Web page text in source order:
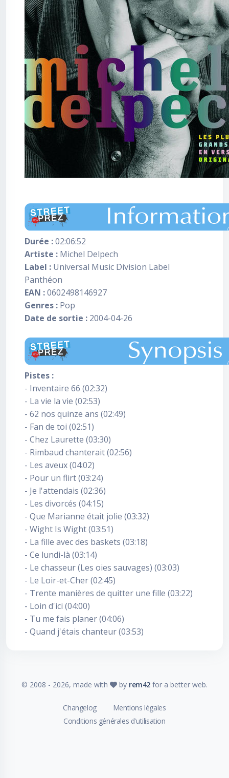
Durée :02:06:52
Artiste : Michel Delpech
Label : Universal Music Division Label
Panthéon
EAN :0602498146927
Genres : Pop
Date de sortie : 2004-04-26
Pistes :
- Inventaire 66 (02:32)
- La vie la vie (02:53)
- 62 nos quinze ans (02:49)
- Fan de toi (02:51)
- Chez Laurette (03:30)
- Rimbaud chanterait (02:56)
- Les aveux (04:02)
- Pour un flirt (03:24)
- Je l'attendais (02:36)
- Les divorcés (04:15)
- Que Marianne était jolie (03:32)
- Wight Is Wight (03:51)
- La fille avec des baskets (03:18)
- Ce lundi-là (03:14)
- Le chasseur (Les oies sauvages) (03:03)
- Le Loir-et-Cher (02:45)
- Trente manières de quitter une fille (03:22)
- Loin d'ici (04:00)
- Tu me fais planer (04:06)
- Quand j'étais chanteur (03:53)
© 2008 - 2026, made with by rem42 for a better web.
Changelog
Mentions légales
Conditions générales d'utilisation